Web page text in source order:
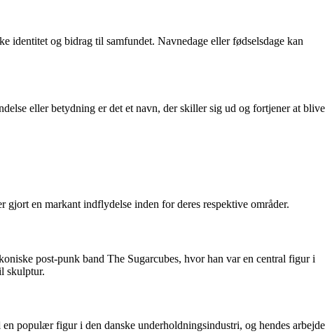
og bidrag til samfundet. Navnedage eller fødselsdage kan
eller betydning er det et navn, der skiller sig ud og fortjener at blive
en markant indflydelse inden for deres respektive områder.
post-punk band The Sugarcubes, hvor han var en central figur i
skulptur.
populær figur i den danske underholdningsindustri, og hendes arbejde